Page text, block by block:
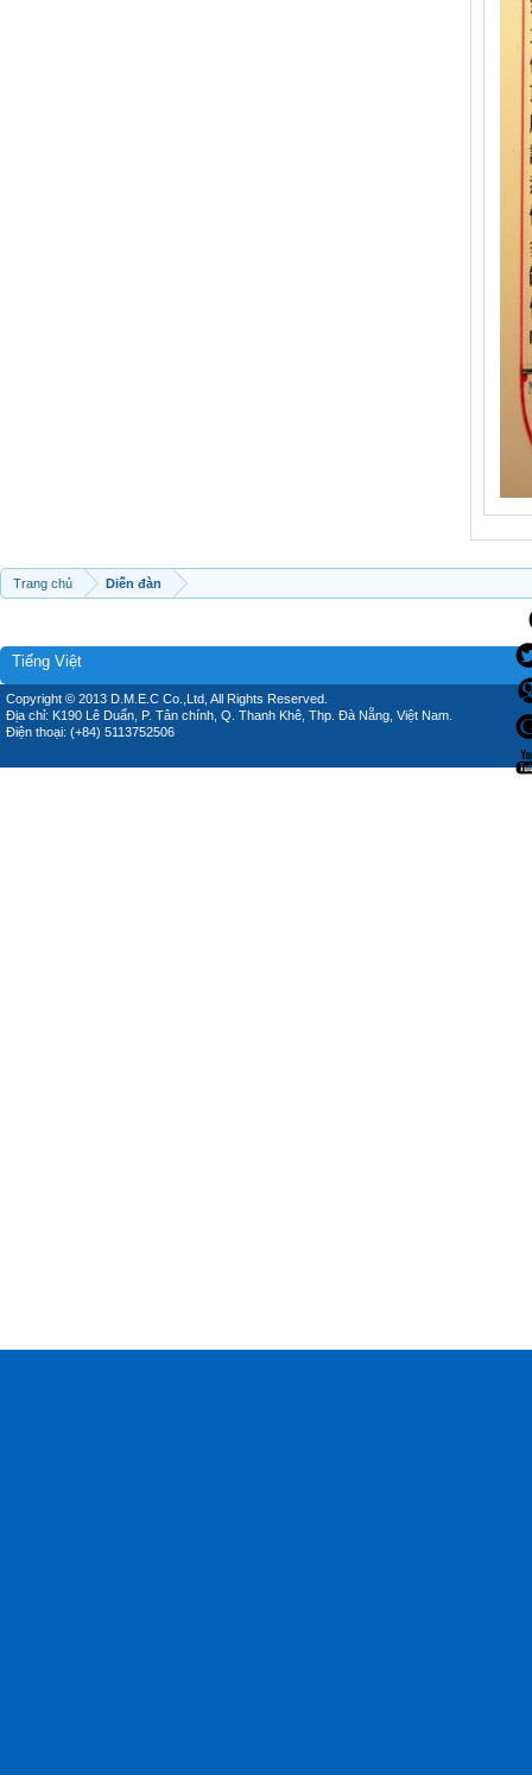
Trang chủ Diễn đàn
Tiếng Việt
Copyright © 2013 D.M.E.C Co.,Ltd, All Rights Reserved.
Địa chỉ: K190 Lê Duẩn, P. Tân chính, Q. Thanh Khê, Thp. Đà Nẵng, Việt Nam.
Điện thoại: (+84) 5113752506